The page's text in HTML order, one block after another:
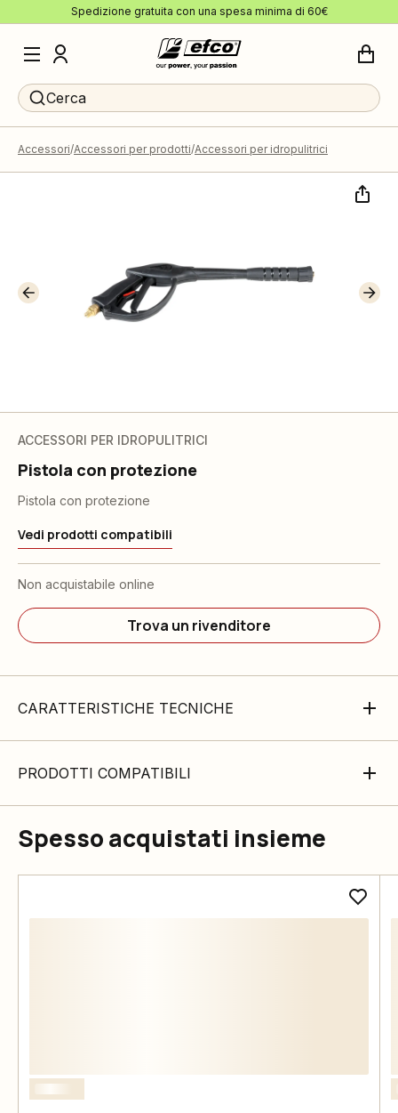
Spedizione gratuita con una spesa minima di 60€
Cerca
Accessori Accessori per prodotti Accessori per idropulitrici
ACCESSORI PER IDROPULITRICI
Pistola con protezione
Pistola con protezione
Vedi prodotti compatibili
Non acquistabile online
Trova un rivenditore
CARATTERISTICHE TECNICHE
PRODOTTI COMPATIBILI
Spesso acquistati insieme